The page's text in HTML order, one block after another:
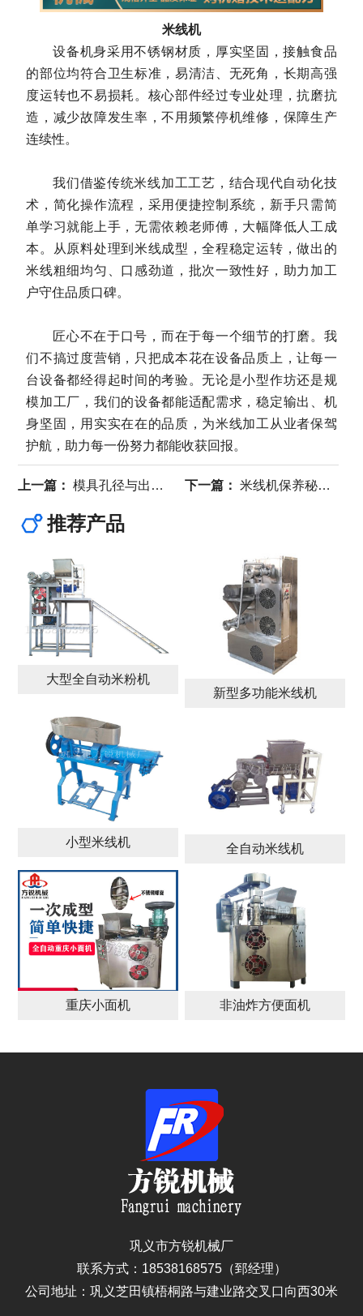
米线机
设备机身采用不锈钢材质，厚实坚固，接触食品
的部位均符合卫生标准，易清洁、无死角，长期高强
度运转也不易损耗。核心部件经过专业处理，抗磨抗
造，减少故障发生率，不用频繁停机维修，保障生产
连续性。
我们借鉴传统米线加工工艺，结合现代自动化技
术，简化操作流程，采用便捷控制系统，新手只需简
单学习就能上手，无需依赖老师傅，大幅降低人工成
本。从原料处理到米线成型，全程稳定运转，做出的
米线粗细均匀、口感劲道，批次一致性好，助力加工
户守住品质口碑。
匠心不在于口号，而在于每一个细节的打磨。我
们不搞过度营销，只把成本花在设备品质上，让每一
台设备都经得起时间的考验。无论是小型作坊还是规
模加工厂，我们的设备都能适配需求，稳定输出、机
身坚固，用实实在在的品质，为米线加工从业者保驾
护航，助力每一份努力都能收获回报。
上一篇： 模具孔径与出料压力：米线粗细均匀的秘密 下一篇： 米线机保养秘籍，延长使用寿命的关键要点
推荐产品
大型全自动米粉机
新型多功能米线机
小型米线机 全自动米线机
重庆小面机 非油炸方便面机
巩义市方锐机械厂
联系方式：18538168575（郅经理）
公司地址：巩义芝田镇梧桐路与建业路交叉口向西30米